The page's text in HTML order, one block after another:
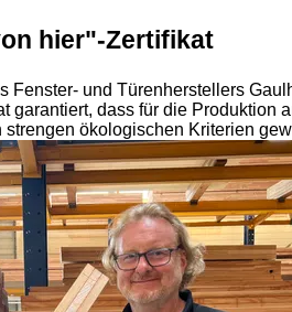
hier"-Zertifikat
und Türenherstellers
garantiert, dass für die Produktion
ökologischen Kriterien